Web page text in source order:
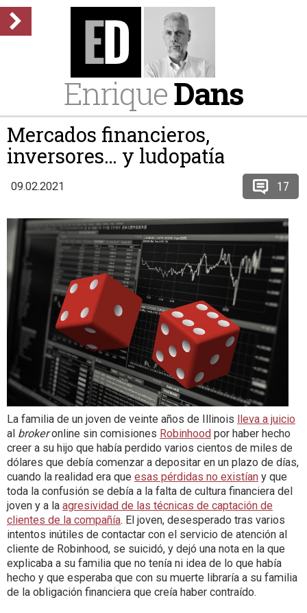
EnriqueDans
Mercados financieros,
inversores… y ludopatía
09.02.2021 17
La familia de un joven de veinte años de Illinois
lleva a juicio
al brokeronline sin comisiones Robinhood por haber hecho
creer a su hijo que había perdido varios cientos de miles de
dólares que debía comenzar a depositar en un plazo de días,
cuando la realidad era que esas pérdidas no existían y que
toda la confusión se debía a la falta de cultura financiera del
joven y a la agresividad de las técnicas de captación de
clientes de la compañía. El joven, desesperado tras varios
intentos inútiles de contactar con el servicio de atención al
cliente de Robinhood, se suicidó, y dejó una nota en la que
explicaba a su familia que no tenía ni idea de lo que había
hecho y que esperaba que con su muerte libraría a su familia
de la obligación financiera que creía haber contraído.